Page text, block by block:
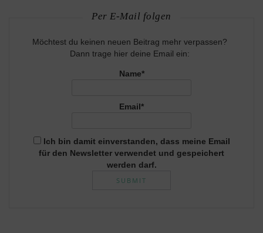
Per E-Mail folgen
Möchtest du keinen neuen Beitrag mehr verpassen?
Dann trage hier deine Email ein:
Name*
Email*
Ich bin damit einverstanden, dass meine Email
für den Newsletter verwendet und gespeichert
werden darf.